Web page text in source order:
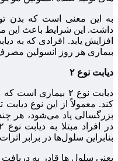
به این معنی است که بدن
داشت. این شرایط باعث این
بیماری هر روز انسولین مصرف
دیابت نوع ۲
دیابت نوع ۲
کند. معمولاً از این نوع
بزرگسالی یاد می‌شود، هر
بنابراین سلول‌ها در برابر
یعنی سلول‌ ها قادر به